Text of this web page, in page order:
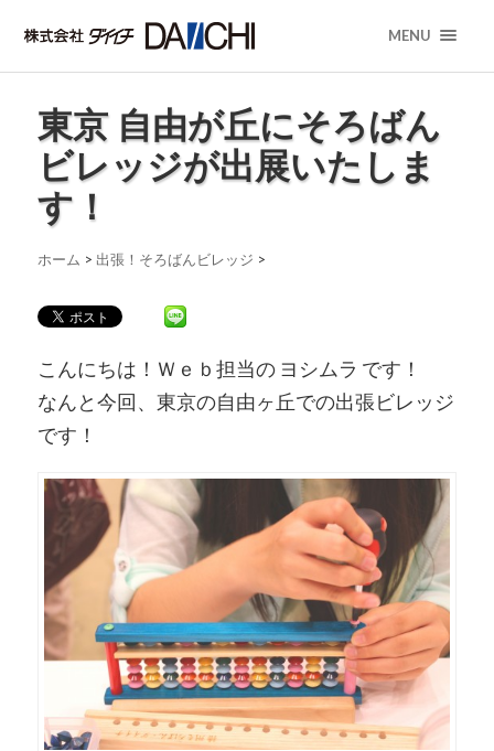
MENU
東京 自由が丘にそろばん
ビレッジが出展いたしま
す！
ホーム > 出張！そろばんビレッジ >
こんにちは！Ｗｅｂ担当の ヨシムラ です！
なんと今回、東京の自由ヶ丘での出張ビレッジ
です！